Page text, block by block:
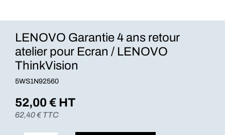
LENOVO Garantie 4 ans retour
atelier pour Ecran / LENOVO
ThinkVision
5WS1N92560
52,00€ HT
62,40€ TTC